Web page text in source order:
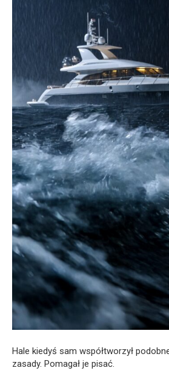
Hale kiedyś sam współtworzył
zasady. Pomagał je pisać.